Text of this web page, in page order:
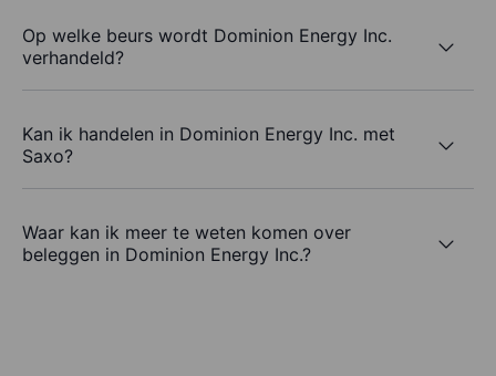
Op welke beurs wordt Dominion Energy Inc.
verhandeld?
Kan ik handelen in Dominion Energy Inc. met
Saxo?
Waar kan ik meer te weten komen over
beleggen in Dominion Energy Inc.?